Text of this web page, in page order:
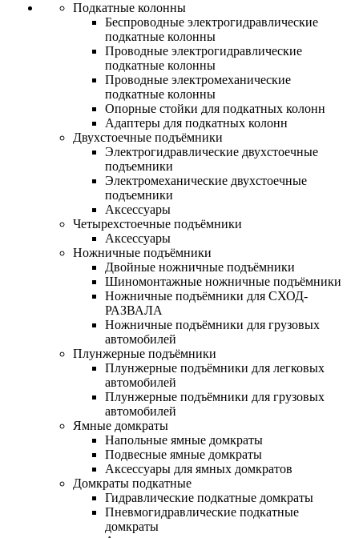
Подкатные колонны
Беспроводные электрогидравлические
подкатные колонны
Проводные электрогидравлические
подкатные колонны
Проводные электромеханические
подкатные колонны
Опорные стойки для подкатных колонн
Адаптеры для подкатных колонн
Двухстоечные подъёмники
Электрогидравлические двухстоечные
подъемники
Электромеханические двухстоечные
подъемники
Аксессуары
Четырехстоечные подъёмники
Аксессуары
Ножничные подъёмники
Двойные ножничные подъёмники
Шиномонтажные ножничные подъёмники
Ножничные подъёмники для СХОД-
РАЗВАЛА
Ножничные подъёмники для грузовых
автомобилей
Плунжерные подъёмники
Плунжерные подъёмники для легковых
автомобилей
Плунжерные подъёмники для грузовых
автомобилей
Ямные домкраты
Напольные ямные домкраты
Подвесные ямные домкраты
Аксессуары для ямных домкратов
Домкраты подкатные
Гидравлические подкатные домкраты
Пневмогидравлические подкатные
домкраты